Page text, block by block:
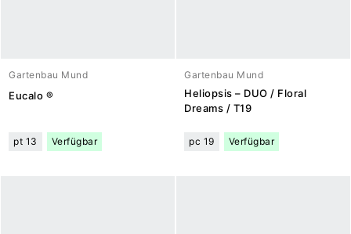
Gartenbau Mund
Eucalo ®
pt 13 Verfügbar
Gartenbau Mund
Heliopsis – DUO / Floral
Dreams / T19
pc 19 Verfügbar